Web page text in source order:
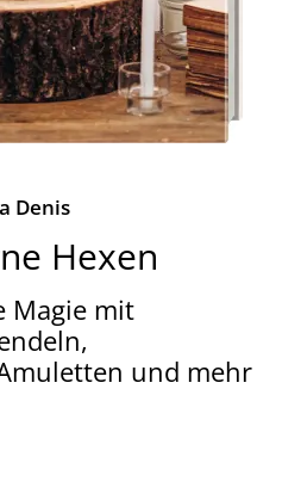
Denis
Hexen
Magie mit
und mehr